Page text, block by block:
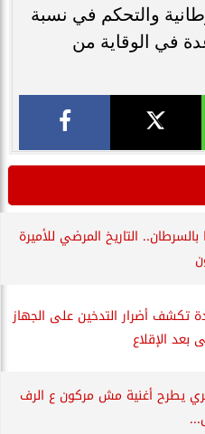
والتحكم في نسبة
في الوقاية من
بالسرطان.. التاريخ المرضي للأميرة
تكشف أضرار التدخين على الجهاز
بعد الإقلاع
يطرح أغنية مش مركون ع الرف